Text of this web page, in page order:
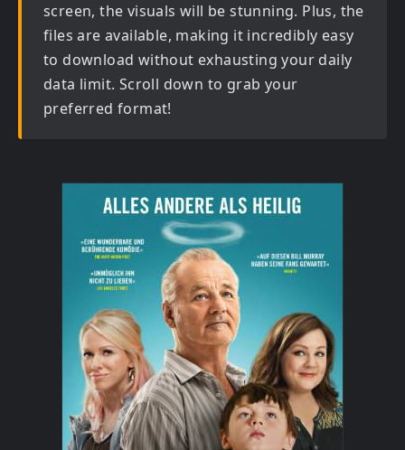
screen, the visuals will be stunning. Plus, the
files are available, making it incredibly easy
to download without exhausting your daily
data limit. Scroll down to grab your
preferred format!